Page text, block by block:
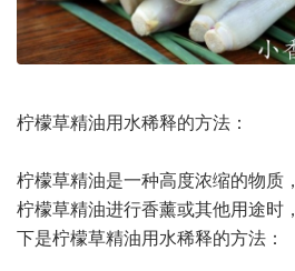
柠檬草精油用水稀释的方法：
柠檬草精油是一种高度浓缩的物质
柠檬草精油进行香薰或其他用途时
下是柠檬草精油用水稀释的方法：